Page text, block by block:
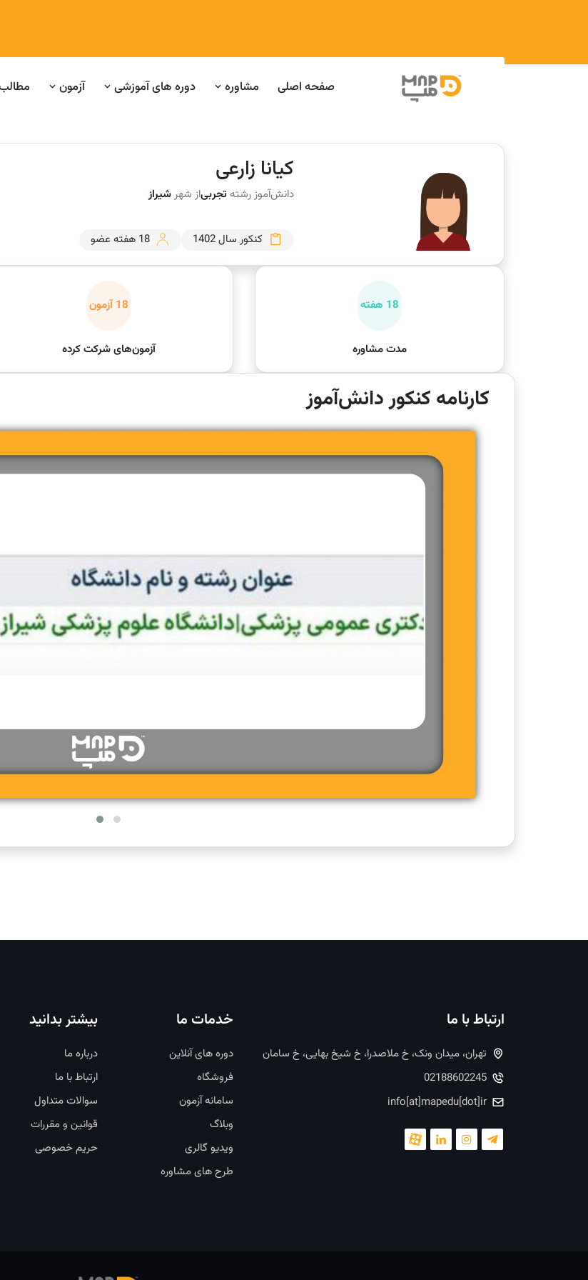
صفحه اصلی مشاوره دوره های آموزشی آزمون
کیانا زارعی
دانش‌آموز رشتهتجربیاز شهرشیراز
کنکور سال 1402 18 هفته عضو
18 هفته
مدت مشاوره
18 آزمون
آزمون‌های شرکت کرده
کارنامه کنکور دانش‌آموز
ارتباط با ما
تهران، میدان ونک، خ ملاصدرا، خ شیخ بهایی، خ سامان
02188602245
info[at]mapedu[dot]ir
خدمات ما
دوره های آنلاین
فروشگاه
سامانه آزمون
وبلاگ
ویدیو گالری
طرح های مشاوره
بیشتر بدانید
درباره ما
ارتباط با ما
سوالات متداول
قوانین و مقررات
حریم خصوصی